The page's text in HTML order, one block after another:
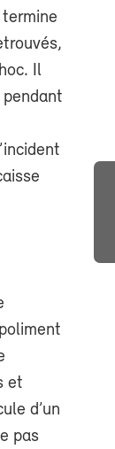
Il
pendant
et
d’un
pas